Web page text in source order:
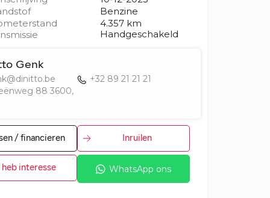
Benzine
4.357 km
Handgeschakeld
Genk
+32 89 21 21 21
88 3600,
/ financieren Inruilen
heb interesse WhatsApp ons